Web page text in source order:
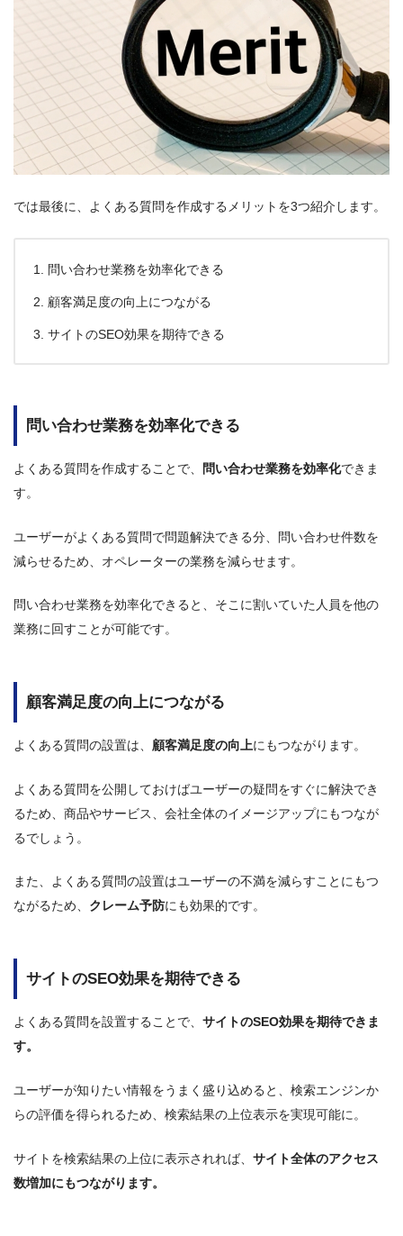
では最後に、よくある質問を作成するメリットを3つ紹介します。
問い合わせ業務を効率化できる
顧客満足度の向上につながる
サイトのSEO効果を期待できる
問い合わせ業務を効率化できる
よくある質問を作成することで、 問い合わせ業務を効率化できま
す。
ユーザーがよくある質問で問題解決できる分、問い合わせ件数を
減らせるため、オペレーターの業務を減らせます。
問い合わせ業務を効率化できると、そこに割いていた人員を他の
業務に回すことが可能です。
顧客満足度の向上につながる
よくある質問の設置は、 顧客満足度の向上にもつながります。
よくある質問を公開しておけばユーザーの疑問をすぐに解決でき
るため、商品やサービス、会社全体のイメージアップにもつなが
るでしょう。
また、よくある質問の設置はユーザーの不満を減らすことにもつ
ながるため、 クレーム予防にも効果的です。
サイトのSEO効果を期待できる
よくある質問を設置することで、 サイトのSEO効果を期待できま
す。
ユーザーが知りたい情報をうまく盛り込めると、検索エンジンか
らの評価を得られるため、検索結果の上位表示を実現可能に。
サイトを検索結果の上位に表示されれば、 サイト全体のアクセス
数増加にもつながります。